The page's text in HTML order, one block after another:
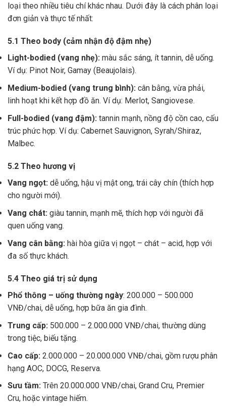
loại theo nhiều tiêu chí khác nhau. Dưới đây là cách phân loại
đơn giản và thực tế nhất:
5.1 Theo body (cảm nhận độ đậm nhẹ)
Light-bodied (vang nhẹ): màu sắc sáng, ít tannin, dễ uống.
Ví dụ: Pinot Noir, Gamay (Beaujolais).
Medium-bodied (vang trung bình): cân bằng, vừa phải,
linh hoạt khi kết hợp đồ ăn. Ví dụ: Merlot, Sangiovese.
Full-bodied (vang đậm): tannin mạnh, nồng độ cồn cao, cấu
trúc phức hợp. Ví dụ: Cabernet Sauvignon, Syrah/Shiraz,
Malbec.
5.2 Theo hương vị
Vang ngọt: dễ uống, hậu vị mật ong, trái cây chín (thích hợp
cho người mới).
Vang chát: giàu tannin, mạnh mẽ, thích hợp với người đã
quen uống vang.
Vang cân bằng: hài hòa giữa vị ngọt – chát – acid, hợp với
đa số thực khách.
5.4 Theo giá trị sử dụng
Phổ thông – uống thường ngày: 200.000 – 500.000
VNĐ/chai, dễ uống, hợp bữa ăn gia đình.
Trung cấp: 500.000 – 2.000.000 VNĐ/chai, thường dùng
trong tiệc, biếu tặng.
Cao cấp: 2.000.000 – 20.000.000 VNĐ/chai, gồm rượu phân
hạng AOC, DOCG, Reserva.
Sưu tầm: Trên 20.000.000 VNĐ/chai, Grand Cru, Premier
Cru, hoặc vintage hiếm.